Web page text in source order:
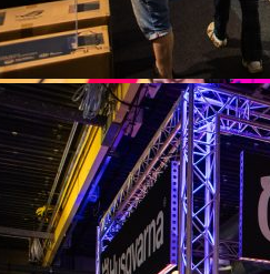
TURNERINGAR & ESPORT